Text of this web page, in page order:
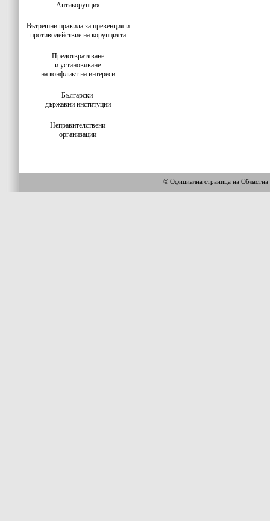
Антикорупция
Вътрешни правила за превенция и
противодействие на корупцията
Предотвратяване
и установяване
на конфликт на интереси
Български
държавни институции
Неправителствени
организации
© Официална страница на